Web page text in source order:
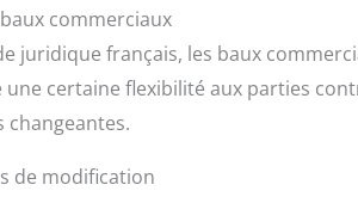
commerciaux
juridique français, les baux
une certaine flexibilité aux parties
changeantes.
de modification